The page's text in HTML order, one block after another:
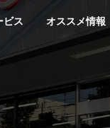
ビス オススメ情報